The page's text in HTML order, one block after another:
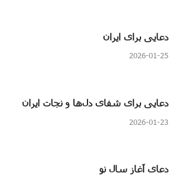
دعایی برای ایران
2026-01-25
دعایی برای شفای دل‌ها و نجات ایران
2026-01-23
دعای آغاز سال نو